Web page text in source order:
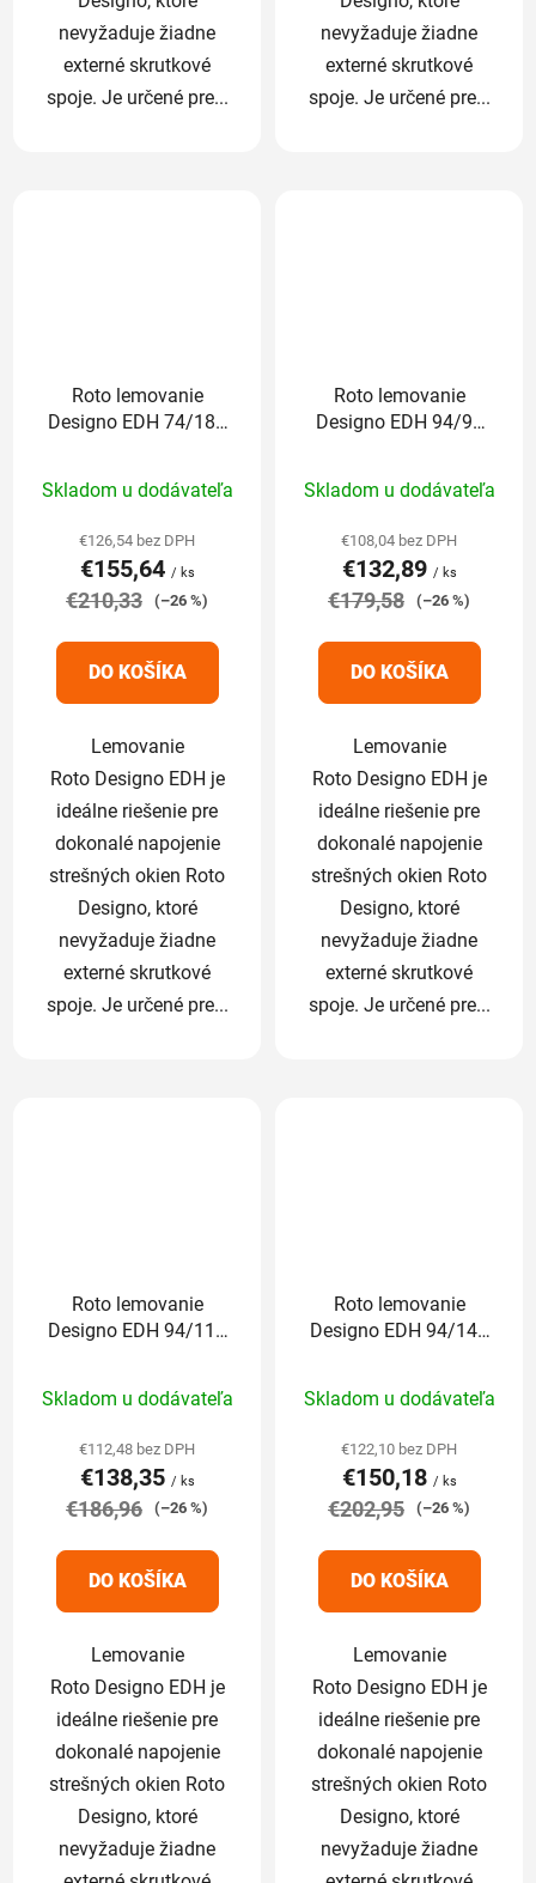
nevyžaduje žiadne
externé skrutkové
spoje. Je určené pre...
nevyžaduje žiadne
externé skrutkové
spoje. Je určené pre...
Roto lemovanie
Designo EDH 74/180
hodnotenie
produktu
je
5,0
5
hviezdičiek.
Skladom u dodávateľa
€126,54 bez DPH
€155,64 / ks
€210,33 (–26 %)
DO KOŠÍKA
Lemovanie
Roto Designo EDH je
ideálne riešenie pre
dokonalé napojenie
strešných okien Roto
Designo, ktoré
nevyžaduje žiadne
externé skrutkové
spoje. Je určené pre...
Roto lemovanie
Designo EDH 94/98
hodnotenie
produktu
je
5,0
5
hviezdičiek.
Skladom u dodávateľa
€108,04 bez DPH
€132,89 / ks
€179,58 (–26 %)
DO KOŠÍKA
Lemovanie
Roto Designo EDH je
ideálne riešenie pre
dokonalé napojenie
strešných okien Roto
Designo, ktoré
nevyžaduje žiadne
externé skrutkové
spoje. Je určené pre...
Roto lemovanie
Designo EDH 94/118
hodnotenie
produktu
je
5,0
5
hviezdičiek.
Skladom u dodávateľa
€112,48 bez DPH
€138,35 / ks
€186,96 (–26 %)
DO KOŠÍKA
Lemovanie
Roto Designo EDH je
ideálne riešenie pre
dokonalé napojenie
strešných okien Roto
Designo, ktoré
nevyžaduje žiadne
Roto lemovanie
Designo EDH 94/140
hodnotenie
produktu
je
5,0
5
hviezdičiek.
Skladom u dodávateľa
€122,10 bez DPH
€150,18 / ks
€202,95 (–26 %)
DO KOŠÍKA
Lemovanie
Roto Designo EDH je
ideálne riešenie pre
dokonalé napojenie
strešných okien Roto
Designo, ktoré
nevyžaduje žiadne